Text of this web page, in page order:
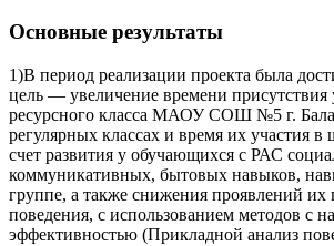
Основные результаты
1)В период реализации проекта была
цель — увеличение времени присутствия
ресурсного класса МАОУ СОШ №5 г.
регулярных классах и время их участия
счет развития у обучающихся с РАС
коммуникативных, бытовых навыков,
группе, а также снижения проявлений их
поведения, с использованием методов с
эффективностью (Прикладной анализ